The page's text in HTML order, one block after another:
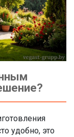
удобно, это